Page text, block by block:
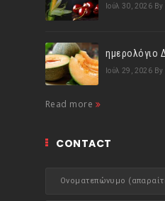
Ιούλ 30, 2026
Ιούλ 29, 2026
Read more
CONTACT